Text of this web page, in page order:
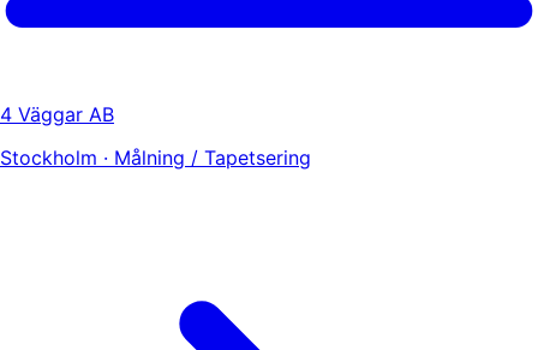
4 Väggar AB
Stockholm · Målning / Tapetsering